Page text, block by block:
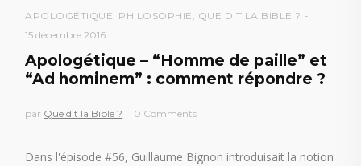
APOLOGÉTIQUE, PHILOSOPHIE , QUE DIT LA BIBLE ?
15 décembre 2016
Apologétique – “Homme de paille” et
“Ad hominem” : comment répondre ?
par Que dit la Bible ? 0 Comments
Dans l'épisode #56, Guillaume Bignon introduisait la notion